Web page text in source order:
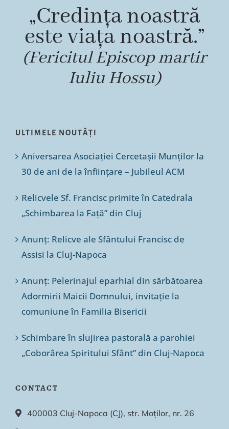
„Credința noastră
este viața noastră.”
(Fericitul Episcop martir
Iuliu Hossu)
ULTIMELE NOUTĂȚI
Aniversarea Asociației Cercetașii Munților la
30 de ani de la înființare – Jubileul ACM
Relicvele Sf. Francisc primite în Catedrala
„Schimbarea la Față” din Cluj
Anunț: Relicve ale Sfântului Francisc de
Assisi la Cluj-Napoca
Anunț: Pelerinajul eparhial din sărbătoarea
Adormirii Maicii Domnului, invitație la
comuniune în Familia Bisericii
Schimbare în slujirea pastorală a parohiei
„Coborârea Spiritului Sfânt” din Cluj-Napoca
CONTACT
400003 Cluj-Napoca (CJ), str. Moților, nr. 26